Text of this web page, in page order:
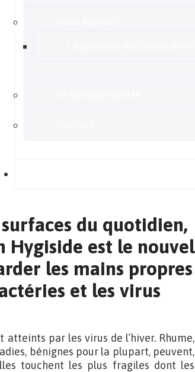
du quotidien,
Hygiside est le nouvel
les mains propres
et les virus
atteints par les virus de l’hiver. Rhume,
bénignes pour la plupart, peuvent,
touchent les plus fragiles dont les